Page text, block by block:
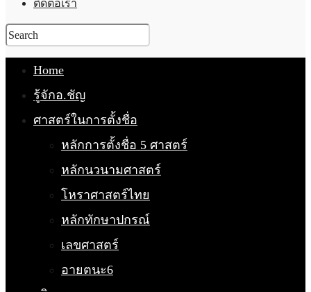
ติดต่อเรา
Home
รู้จักอ.ชัญ
ศาสตร์ในการตั้งชื่อ
หลักการตั้งชื่อ 5 ศาสตร์
หลักนวนามศาสตร์
โหราศาสตร์ไทย
หลักทักษาปกรณ์
เลขศาสตร์
อายตนะ6